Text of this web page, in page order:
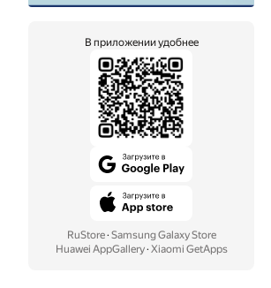
В приложении удобнее
RuStore· Samsung Galaxy Store
Huawei AppGallery· Xiaomi GetApps